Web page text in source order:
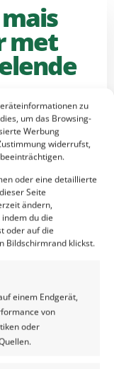
zu
um das Browsing-
Werbung
widerrufst,
oder eine detaillierte
Seite
ändern,
du die
oder auf die
Bildschirmrand klickst.
einem Endgerät,
von
oder
met
hebben ervoor
is gegaan.
te spreken. Voor
Het gaat vaak
wind.
worden,
Probeert u
het dan
te houden.
werk